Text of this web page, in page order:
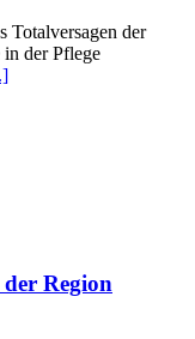
Totalversagen der
in der Pflege
Region